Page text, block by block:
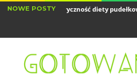
NOWE POSTY
obliczyć kaloryczność diety pudełkowej i...